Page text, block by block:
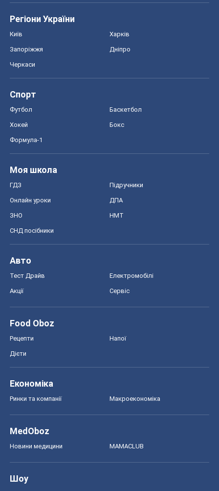
Регіони України
Київ Харків
Запоріжжя Дніпро
Черкаси
Спорт
Футбол Баскетбол
Хокей Бокс
Формула-1
Моя школа
ГДЗ Підручники
Онлайн уроки ДПА
ЗНО НМТ
СНД посібники
Авто
Тест Драйв Електромобілі
Акції Сервіс
Food Oboz
Рецепти Напої
Дієти
Економіка
Ринки та компанії Макроекономіка
MedOboz
Новини медицини MAMACLUB
Шоу